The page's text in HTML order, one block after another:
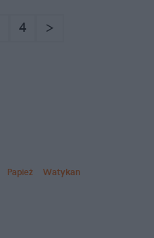
4 >
Papież
Watykan